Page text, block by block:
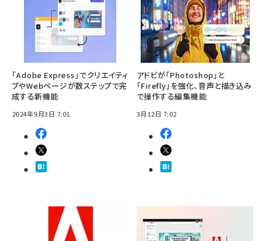
「Adobe Express」でクリエイティ
ブやWebページが数ステップで完
成する新機能
2024年9月3日 7:01
アドビが「Photoshop」と
「Firefly」を強化、音声と描き込み
で操作する編集機能
3月12日 7:02